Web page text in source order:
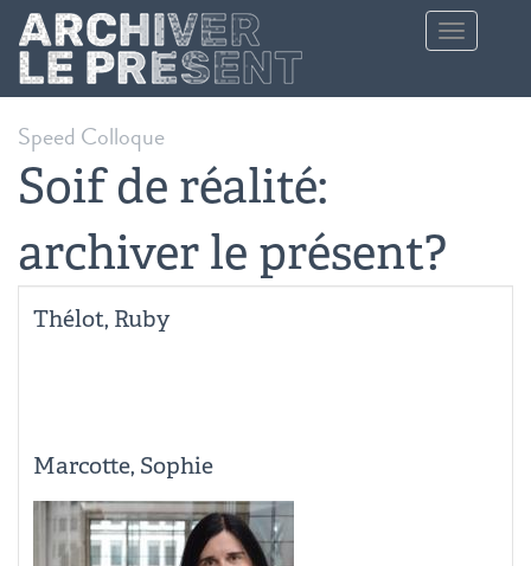
Aller au contenu principal
Toggle
navigation
Speed Colloque
Soif de réalité:
archiver le présent?
Thélot, Ruby
Marcotte, Sophie